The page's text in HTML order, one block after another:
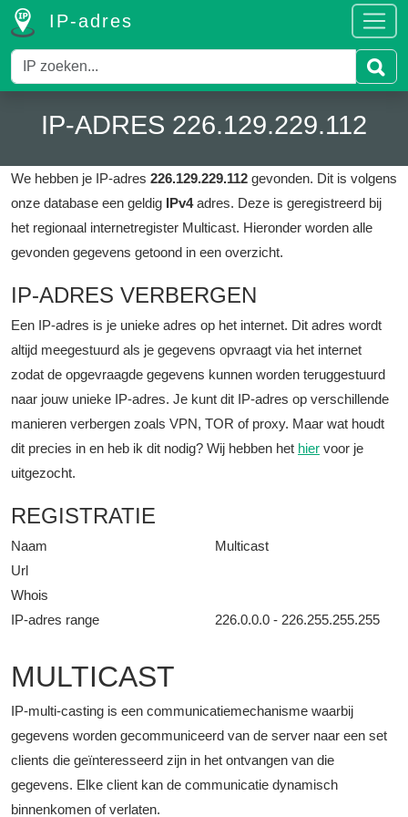
IP-adres
IP-ADRES 226.129.229.112
We hebben je IP-adres 226.129.229.112 gevonden. Dit is volgens
onze database een geldig IPv4adres. Deze is geregistreerd bij
het regionaal internetregister Multicast. Hieronder worden alle
gevonden gegevens getoond in een overzicht.
IP-ADRES VERBERGEN
Een IP-adres is je unieke adres op het internet. Dit adres wordt
altijd meegestuurd als je gegevens opvraagt via het internet
zodat de opgevraagde gegevens kunnen worden teruggestuurd
naar jouw unieke IP-adres. Je kunt dit IP-adres op verschillende
manieren verbergen zoals VPN, TOR of proxy. Maar wat houdt
dit precies in en heb ik dit nodig? Wij hebben het hier voor je
uitgezocht.
REGISTRATIE
Naam
Multicast
Url
Whois
IP-adres range
226.0.0.0 - 226.255.255.255
MULTICAST
IP-multi-casting is een communicatiemechanisme waarbij
gegevens worden gecommuniceerd van de server naar een set
clients die geïnteresseerd zijn in het ontvangen van die
gegevens. Elke client kan de communicatie dynamisch
binnenkomen of verlaten.